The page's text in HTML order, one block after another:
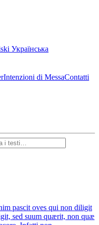
Українська
Intenzioni di MessaContatti
pascit oves qui non diligit
sed suum quærit, non quæ